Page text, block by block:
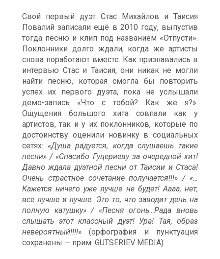
Свой первый дуэт Стас Михайлов и Таисия
Повалий записали ещё в 2010 году, выпустив
тогда песню и клип под названием «Отпусти».
Поклонники долго ждали, когда же артисты
снова поработают вместе. Как признавались в
интервью Стас и Таисия, они никак не могли
найти песню, которая смогла бы повторить
успех их первого дуэта, пока не услышали
демо-запись «Что с тобой? Как же я?».
Ощущения большого хита совпали как у
артистов, так и у их поклонников, которые по
достоинству оценили новинку в социальных
сетях: «Душа радуется, когда слушаешь такие
песни» / «Спасибо Гуцериеву за очередной хит!
Давно ждала дуэтной песни от Таисии и Стаса!
Очень страстное сочетание получается!!!» / «…
Кажется ничего уже лучше не будет! Аааа, нет,
все лучше и лучше. Это то, что заводит день на
полную катушку» / «Песня огонь…Рада вновь
слышать этот классный дуэт! Ура! Тая, образ
невероятный!!!!» (орфография и пунктуация
сохранены — прим. GUTSERIEV MEDIA).